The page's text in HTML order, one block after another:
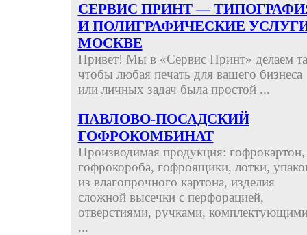
СЕРВИС ПРИНТ —
И ПОЛИГРАФИЧЕСКИЕ
МОСКВЕ
Привет! Мы в «Сервис Принт» делаем
чтобы любая печать для вашего бизнеса
или личных задач была простой ...
ПАВЛОВО-ПОСАДСКИЙ
ГОФРОКОМБИНАТ
Производимая продукция: гофрокартон,
гофрокороба, гофроящики, лотки,
из влагопрочного картона, изделия
сложной высечки с перфорацией,
отверстиями, ручками,
...